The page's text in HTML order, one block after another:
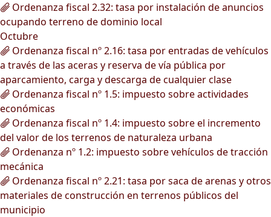
Ordenanza fiscal 2.32: tasa por instalación de anuncios
ocupando terreno de dominio local
Octubre
Ordenanza fiscal nº 2.16: tasa por entradas de vehículos
a través de las aceras y reserva de vía pública por
aparcamiento, carga y descarga de cualquier clase
Ordenanza fiscal nº 1.5: impuesto sobre actividades
económicas
Ordenanza fiscal nº 1.4: impuesto sobre el incremento
del valor de los terrenos de naturaleza urbana
Ordenanza nº 1.2: impuesto sobre vehículos de tracción
mecánica
Ordenanza fiscal nº 2.21: tasa por saca de arenas y otros
materiales de construcción en terrenos públicos del
municipio